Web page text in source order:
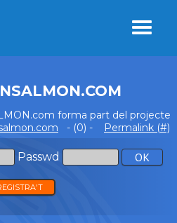
forma part del projecte
- (0) - Permalink (#)
Passwd